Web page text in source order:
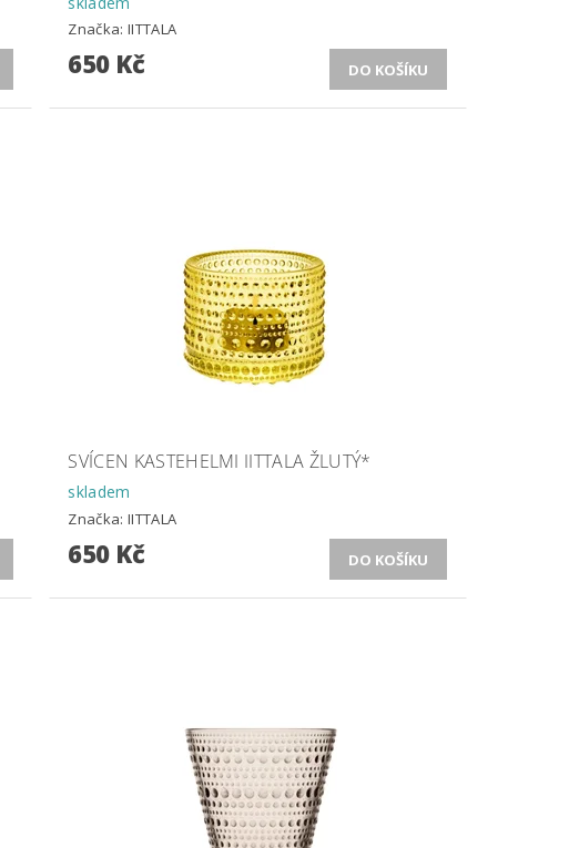
Značka: IITTALA
650 Kč
SVÍCEN KASTEHELMI IITTALA ŽLUTÝ*
skladem
Značka: IITTALA
650 Kč